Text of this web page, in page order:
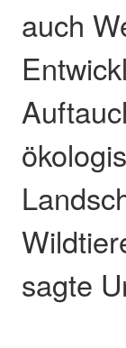
auch
sagte